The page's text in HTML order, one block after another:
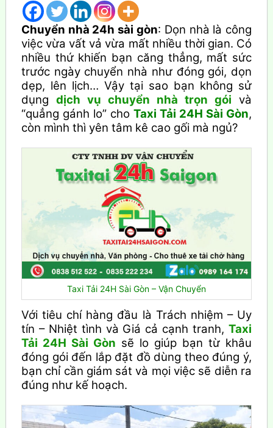
Chuyển nhà 24h sài gòn: Dọn nhà là công
việc vừa vất vả vừa mất nhiều thời gian. Có
nhiều thứ khiến bạn căng thẳng, mất sức
trước ngày chuyển nhà như đóng gói, dọn
dẹp, lên lịch… Vậy tại sao bạn không sử
dụng dịch vụ chuyển nhà trọn gói và
“quẳng gánh lo” cho Taxi Tải 24H Sài Gòn,
còn mình thì yên tâm kê cao gối mà ngủ?
Taxi Tải 24H Sài Gòn – Vận Chuyển
Với tiêu chí hàng đầu là Trách nhiệm – Uy
tín – Nhiệt tình và Giá cả cạnh tranh,Taxi
Tải 24H Sài Gòn sẽ lo giúp bạn từ khâu
đóng gói đến lắp đặt đồ dùng theo đúng ý,
bạn chỉ cần giám sát và mọi việc sẽ diễn ra
đúng như kế hoạch.